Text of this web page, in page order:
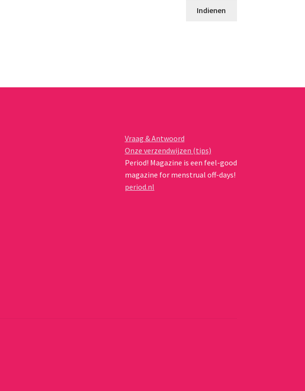
Vraag & Antwoord
Onze verzendwijzen (tips)
Period! Magazine is een feel-good
magazine for menstrual off-days!
period.nl